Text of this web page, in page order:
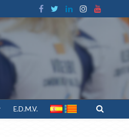
E.D.M.V.